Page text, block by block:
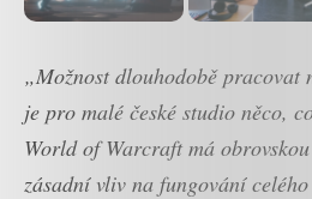
„Možnost dlouhodobě pracovat
je pro malé české studio něco,
World of Warcraft má
zásadní vliv na fungování